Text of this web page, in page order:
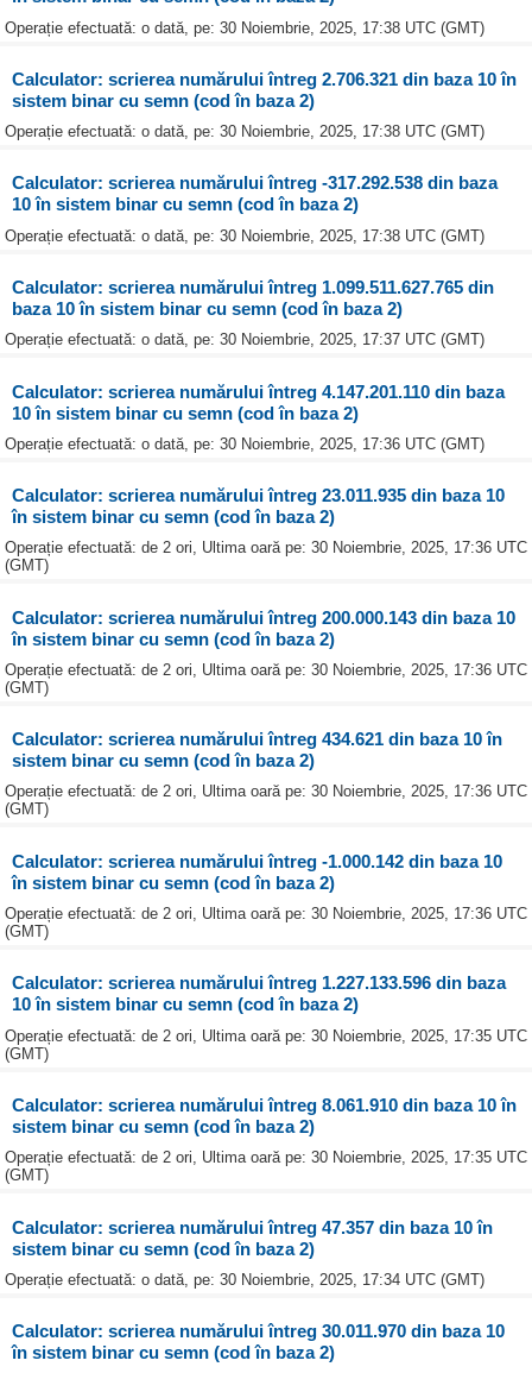
Operație efectuată: o dată, pe: 30 Noiembrie, 2025, 17:38 UTC (GMT)
Calculator: scrierea numărului întreg 2.706.321 din baza 10 în
sistem binar cu semn (cod în baza 2)
Operație efectuată: o dată, pe: 30 Noiembrie, 2025, 17:38 UTC (GMT)
Calculator: scrierea numărului întreg -317.292.538 din baza
10 în sistem binar cu semn (cod în baza 2)
Operație efectuată: o dată, pe: 30 Noiembrie, 2025, 17:38 UTC (GMT)
Calculator: scrierea numărului întreg 1.099.511.627.765 din
baza 10 în sistem binar cu semn (cod în baza 2)
Operație efectuată: o dată, pe: 30 Noiembrie, 2025, 17:37 UTC (GMT)
Calculator: scrierea numărului întreg 4.147.201.110 din baza
10 în sistem binar cu semn (cod în baza 2)
Operație efectuată: o dată, pe: 30 Noiembrie, 2025, 17:36 UTC (GMT)
Calculator: scrierea numărului întreg 23.011.935 din baza 10
în sistem binar cu semn (cod în baza 2)
Operație efectuată: de 2 ori, Ultima oară pe: 30 Noiembrie, 2025, 17:36 UTC
(GMT)
Calculator: scrierea numărului întreg 200.000.143 din baza 10
în sistem binar cu semn (cod în baza 2)
Operație efectuată: de 2 ori, Ultima oară pe: 30 Noiembrie, 2025, 17:36 UTC
(GMT)
Calculator: scrierea numărului întreg 434.621 din baza 10 în
sistem binar cu semn (cod în baza 2)
Operație efectuată: de 2 ori, Ultima oară pe: 30 Noiembrie, 2025, 17:36 UTC
(GMT)
Calculator: scrierea numărului întreg -1.000.142 din baza 10
în sistem binar cu semn (cod în baza 2)
Operație efectuată: de 2 ori, Ultima oară pe: 30 Noiembrie, 2025, 17:36 UTC
(GMT)
Calculator: scrierea numărului întreg 1.227.133.596 din baza
10 în sistem binar cu semn (cod în baza 2)
Operație efectuată: de 2 ori, Ultima oară pe: 30 Noiembrie, 2025, 17:35 UTC
(GMT)
Calculator: scrierea numărului întreg 8.061.910 din baza 10 în
sistem binar cu semn (cod în baza 2)
Operație efectuată: de 2 ori, Ultima oară pe: 30 Noiembrie, 2025, 17:35 UTC
(GMT)
Calculator: scrierea numărului întreg 47.357 din baza 10 în
sistem binar cu semn (cod în baza 2)
Operație efectuată: o dată, pe: 30 Noiembrie, 2025, 17:34 UTC (GMT)
Calculator: scrierea numărului întreg 30.011.970 din baza 10
în sistem binar cu semn (cod în baza 2)